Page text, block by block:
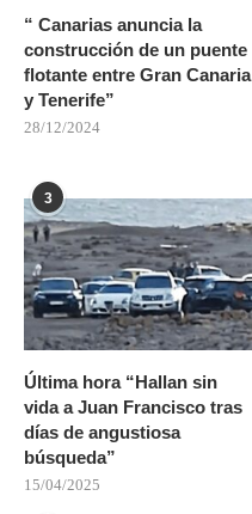
“ Canarias anuncia la
construcción de un puente
flotante entre Gran Canaria
y Tenerife”
28/12/2024
3
Última hora “Hallan sin
vida a Juan Francisco tras
días de angustiosa
búsqueda”
15/04/2025